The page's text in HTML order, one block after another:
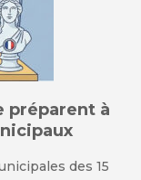
préparent à
des 15